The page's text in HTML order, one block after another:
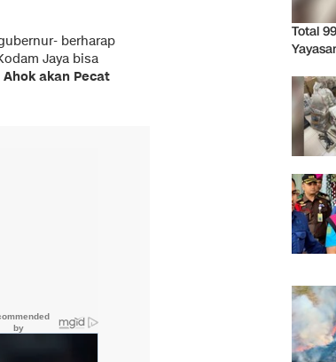
berharap
Jaya bisa
akan Pecat
Total